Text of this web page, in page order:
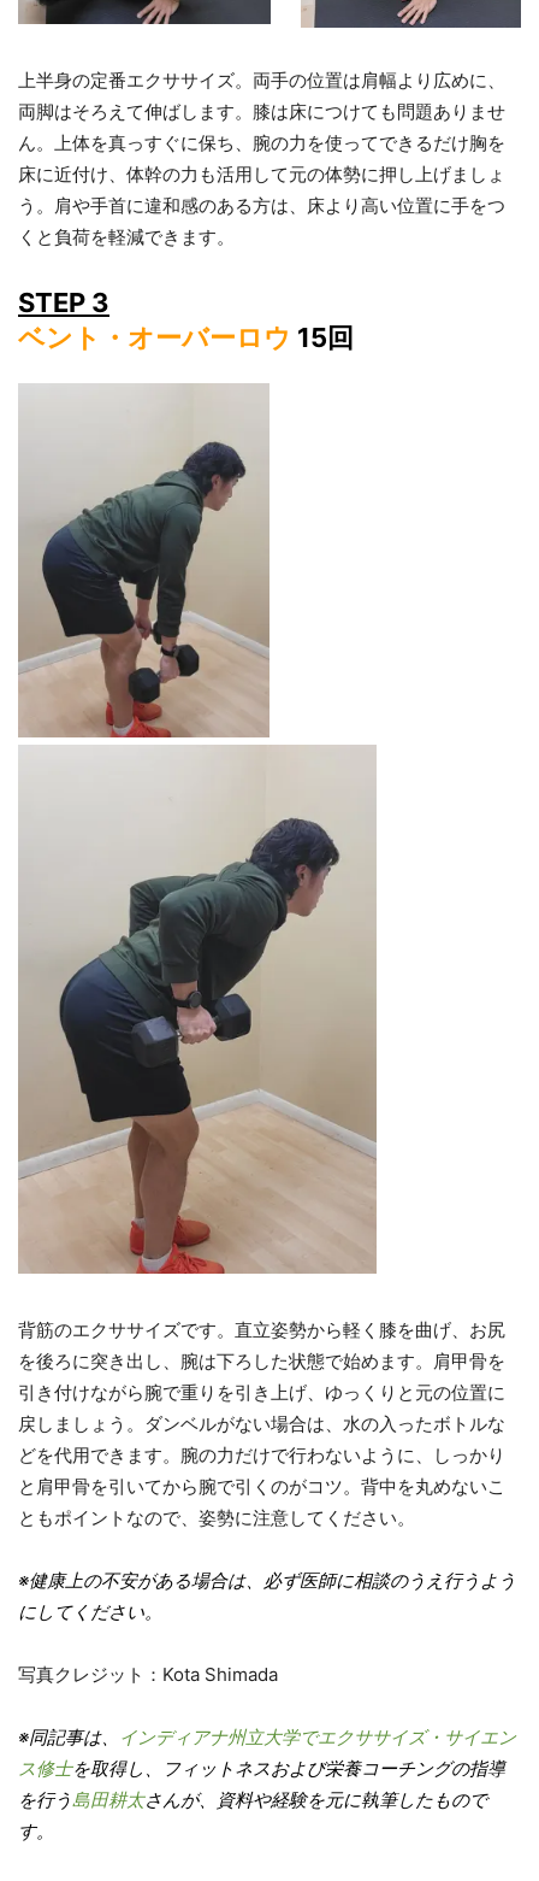
上半身の定番エクササイズ。両手の位置は肩幅より広めに、
両脚はそろえて伸ばします。膝は床につけても問題ありませ
ん。上体を真っすぐに保ち、腕の力を使ってできるだけ胸を
床に近付け、体幹の力も活用して元の体勢に押し上げましょ
う。肩や手首に違和感のある方は、床より高い位置に手をつ
くと負荷を軽減できます。
STEP 3
ベント・オーバーロウ 15回
背筋のエクササイズです。直立姿勢から軽く膝を曲げ、お尻
を後ろに突き出し、腕は下ろした状態で始めます。肩甲骨を
引き付けながら腕で重りを引き上げ、ゆっくりと元の位置に
戻しましょう。ダンベルがない場合は、水の入ったボトルな
どを代用できます。腕の力だけで行わないように、しっかり
と肩甲骨を引いてから腕で引くのがコツ。背中を丸めないこ
ともポイントなので、姿勢に注意してください。
※健康上の不安がある場合は、必ず医師に相談のうえ行うよう
にしてください。
写真クレジット：Kota Shimada
※同記事は、
インディアナ州立大学でエクササイズ・サイエン
ス修士を取得し、フィットネスおよび栄養コーチングの指導
を行う島田耕太さんが、資料や経験を元に執筆したもので
す。